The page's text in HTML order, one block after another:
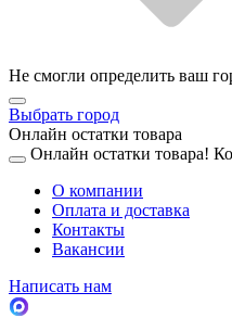
Не смогли определить ваш
Выбрать город
Онлайн остатки товара
Онлайн остатки товара!
О компании
Оплата и доставка
Контакты
Вакансии
Написать нам